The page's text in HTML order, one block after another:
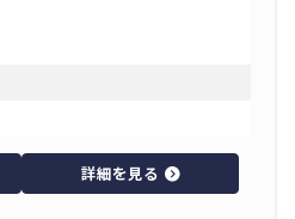
詳細を見る